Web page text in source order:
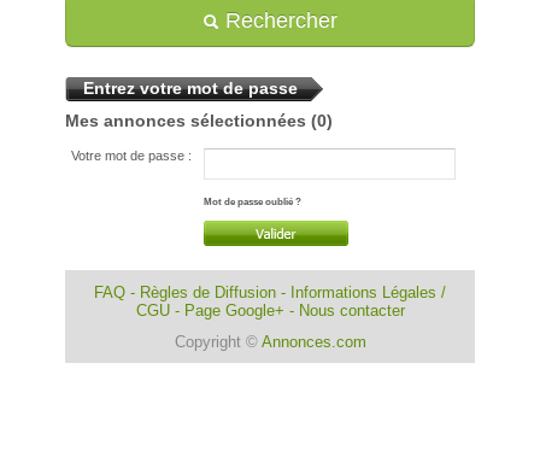
Déposer une annonce
Toutes les annonces
Aide
Rechercher
Entrez votre mot de passe
Mes annonces sélectionnées (0)
Votre mot de passe :
Mot de passe oublié ?
FAQ - Règles de Diffusion - Informations Légales /
CGU- Page Google+ - Nous contacter
Copyright © Annonces.com